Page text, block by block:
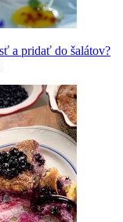
a pridať do šalátov?